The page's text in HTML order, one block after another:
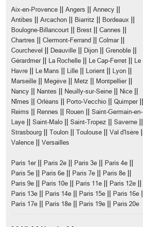
Aix-en-Provence Angers Annecy
Antibes Arcachon Biarritz Bordeaux
Boulogne-Billancourt Brest Cannes
Chartres Clermont-Ferrand Colmar||
Courchevel Deauville Dijon Grenoble
Gérardmer|| La Rochelle Le Cap-Ferret
Le
Havre
Le Mans Lille Lorient Lyon
Marseille Megève Metz Montpellier||
Nancy Nantes Neuilly-sur-Seine Nice
Nîmes Orléans Porto-Vecchio Quimper||
Reims Rennes Rouen
Saint-Germain-en-
Laye
Saint-Malo Saint-Tropez Saverne
Strasbourg Toulon Toulouse Val d'Isère
Valence Versailles
Paris 1er|| Paris 2e Paris 3e Paris 4e
Paris 5e Paris 6e Paris 7e Paris 8e
Paris 9e Paris 10e Paris 11e Paris 12e
Paris 13e Paris 14e Paris 15e Paris 16e
Paris 17e Paris 18e Paris 19e Paris 20e